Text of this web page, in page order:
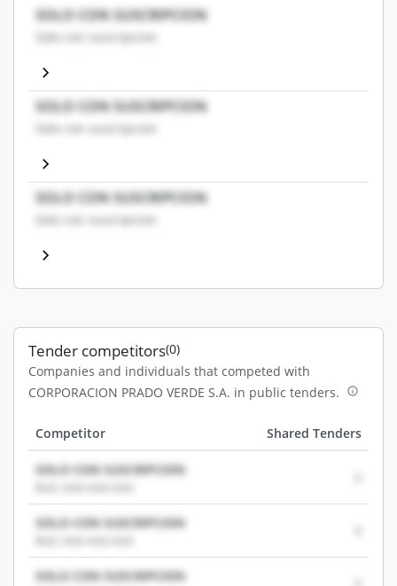
SOLO CON SUSCRIPCION
Solo con suscripcion
SOLO CON SUSCRIPCION
Solo con suscripcion
SOLO CON SUSCRIPCION
Solo con suscripcion
Tender competitors(0)
Companies and individuals that competed with
CORPORACION PRADO VERDE S.A. in public tenders.
Competitor Shared Tenders
SOLO CON SUSCRIPCION
SOLO CON SUSCRIPCION
SOLO CON SUSCRIPCION